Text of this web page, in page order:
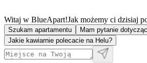
Witaj w BlueApart!Jak możemy ci dzisiaj
Szukam apartamentu
Mam pytanie
Jakie kawiarnie polecacie na Helu?